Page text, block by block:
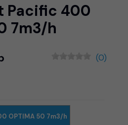
Pacific 400
7m3/h
(0)
OPTIMA 50 7m3/h